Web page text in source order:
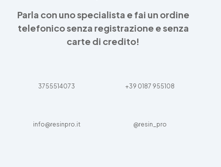
Parla con uno specialista e fai un ordine
telefonico senza registrazione e senza
carte di credito!
3755514073 +39 0187 955108
info@resinpro.it @resin_pro